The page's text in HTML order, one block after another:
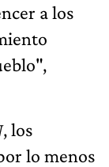
a los
, los
lo menos